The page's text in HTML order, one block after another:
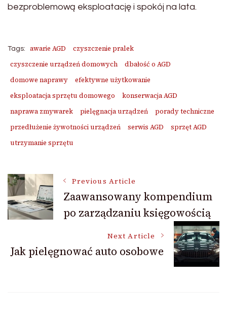
bezproblemową eksploatację i spokój na lata.
Tags: awarie AGD
czyszczenie pralek
czyszczenie urządzeń domowych
dbałość o AGD
domowe naprawy
efektywne użytkowanie
eksploatacja sprzętu domowego
konserwacja AGD
naprawa zmywarek
pielęgnacja urządzeń
porady techniczne
przedłużenie żywotności urządzeń
serwis AGD
sprzęt AGD
utrzymanie sprzętu
Post
Navigation
Previous Article
Zaawansowany kompendium
po zarządzaniu księgowością
Next Article
Jak pielęgnować auto osobowe